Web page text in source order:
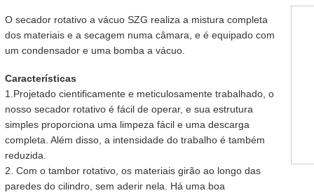
O secador rotativo a vácuo SZG realiza a mistura completa
dos materiais e a secagem numa câmara, e é equipado com
um condensador e uma bomba a vácuo.
Características
1.Projetado cientificamente e meticulosamente trabalhado, o
nosso secador rotativo é fácil de operar, e sua estrutura
simples proporciona uma limpeza fácil e uma descarga
completa. Além disso, a intensidade do trabalho é também
reduzida.
2. Com o tambor rotativo, os materiais girão ao longo das
paredes do cilindro, sem aderir nela. Há uma boa